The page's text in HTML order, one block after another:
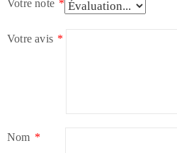
Votre note *
Votre avis *
Nom *